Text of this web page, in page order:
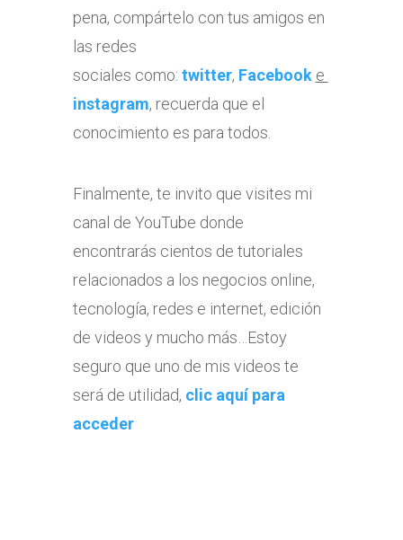
pena, compártelo con tus amigos en
las redes
sociales como: twitter, Facebook e
instagram, recuerda que el
conocimiento es para todos.
Finalmente, te invito que visites mi
canal de YouTube donde
encontrarás cientos de tutoriales
relacionados a los negocios online,
tecnología, redes e internet, edición
de videos y mucho más…Estoy
seguro que uno de mis videos te
será de utilidad, clic aquí para
acceder